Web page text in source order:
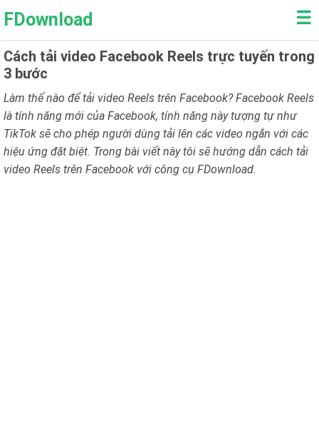
FDownload ☰
Cách tải video Facebook Reels trực tuyến trong
3 bước
Làm thế nào để tải video Reels trên Facebook? Facebook Reels
là tính năng mới của Facebook, tính năng này tượng tự như
TikTok sẽ cho phép người dùng tải lên các video ngắn với các
hiệu ứng đặt biệt. Trong bài viết này tôi sẽ hướng dẫn cách tải
video Reels trên Facebook với công cụ FDownload.